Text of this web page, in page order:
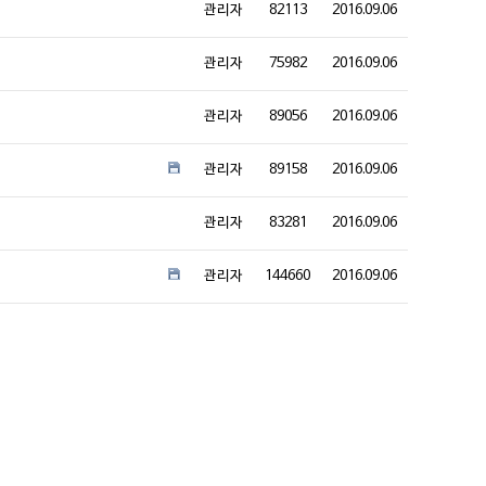
관리자 82113 2016.09.06
관리자 75982 2016.09.06
관리자 89056 2016.09.06
관리자 89158 2016.09.06
관리자 83281 2016.09.06
관리자 144660 2016.09.06